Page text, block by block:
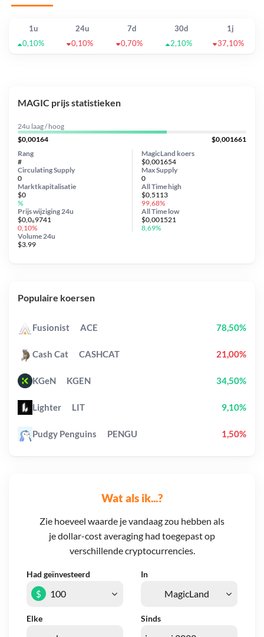
1u 24u 7d 30d
1j
0,10%
0,10% 0,70% 2,10% 37,10%
Wat als ik...?
Zie hoeveel waarde je vandaag zou hebben als
je dollar-cost averaging had toegepast op
verschillende cryptocurrencies.
Had geïnvesteerd In
Elke Sinds
$
MAGIC prijs statistieken
24u laag / hoog
$0,00164
$0,001661
MagicLand koers
$0,001654
Circulating Supply
0
Prijs wijziging 24u
$0,0₆9741
0,10%
Max Supply
0
Marktkapitalisatie
$0
%
Volume 24u
$3.99
Rang
#
All Timehigh
$0,5113
99,68%
All Time low
$0,001521
8,69%
Populaire koersen
Fusionist ACE 78,50%
Cash Cat CASHCAT 21,00%
KGeN KGEN 34,50%
Lighter LIT 9,10%
Pudgy Penguins PENGU 1,50%